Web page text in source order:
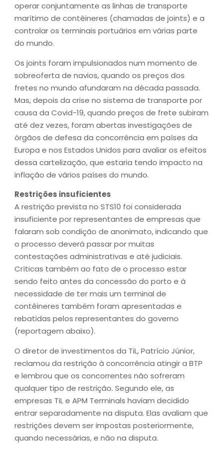
operar conjuntamente as linhas de transporte
marítimo de contêineres (chamadas de joints) e a
controlar os terminais portuários em várias parte
do mundo.
Os joints foram impulsionados num momento de
sobreoferta de navios, quando os preços dos
fretes no mundo afundaram na década passada.
Mas, depois da crise no sistema de transporte por
causa da Covid-19, quando preços de frete subiram
até dez vezes, foram abertas investigações de
órgãos de defesa da concorrência em países da
Europa e nos Estados Unidos para avaliar os efeitos
dessa cartelização, que estaria tendo impacto na
inflação de vários países do mundo.
Restrições insuficientes
A restrição prevista no STS10 foi considerada
insuficiente por representantes de empresas que
falaram sob condição de anonimato, indicando que
o processo deverá passar por muitas
contestações administrativas e até judiciais.
Críticas também ao fato de o processo estar
sendo feito antes da concessão do porto e à
necessidade de ter mais um terminal de
contêineres também foram apresentadas e
rebatidas pelos representantes do governo
(reportagem abaixo).
O diretor de investimentos da TiL, Patrício Júnior,
reclamou da restrição à concorrência atingir a BTP
e lembrou que os concorrentes não sofreram
qualquer tipo de restrição. Segundo ele, as
empresas TiL e APM Terminals haviam decidido
entrar separadamente na disputa. Elas avaliam que
restrições devem ser impostas posteriormente,
quando necessárias, e não na disputa.